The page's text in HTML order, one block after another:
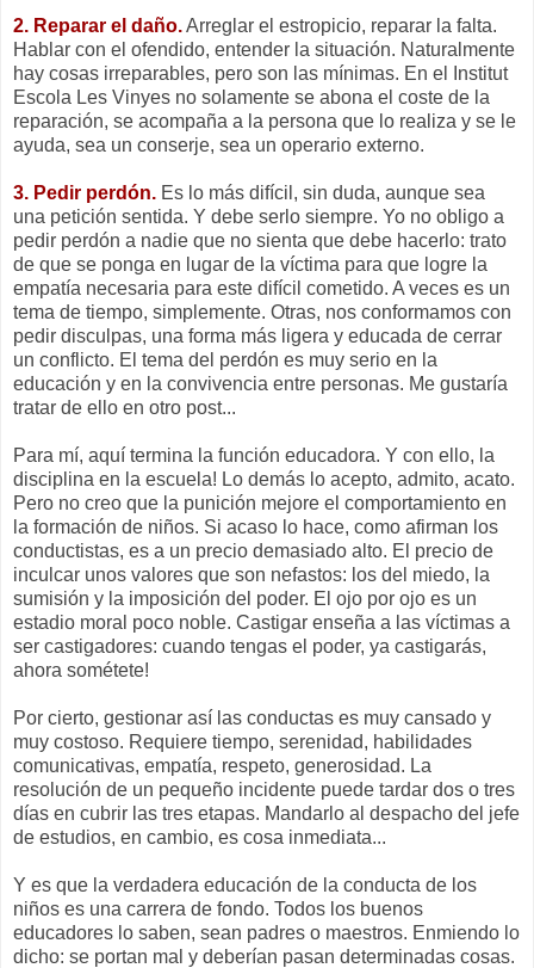
2. Reparar el daño.Arreglar el estropicio, reparar la falta.
Hablar con el ofendido, entender la situación. Naturalmente
hay cosas irreparables, pero son las mínimas. En el Institut
Escola Les Vinyes no solamente se abona el coste de la
reparación, se acompaña a la persona que lo realiza y se le
ayuda, sea un conserje, sea un operario externo.
3. Pedir perdón. Es lo más difícil, sin duda, aunque sea
una petición sentida. Y debe serlo siempre. Yo no obligo a
pedir perdón a nadie que no sienta que debe hacerlo: trato
de que se ponga en lugar de la víctima para que logre la
empatía necesaria para este difícil cometido. A veces es un
tema de tiempo, simplemente. Otras, nos conformamos con
pedir disculpas, una forma más ligera y educada de cerrar
un conflicto. El tema del perdón es muy serio en la
educación y en la convivencia entre personas. Me gustaría
tratar de ello en otro post...
Para mí, aquí termina la función educadora. Y con ello, la
disciplina en la escuela! Lo demás lo acepto, admito, acato.
Pero no creo que la punición mejore el comportamiento en
la formación de niños. Si acaso lo hace, como afirman los
conductistas, es a un precio demasiado alto. El precio de
inculcar unos valores que son nefastos: los del miedo, la
sumisión y la imposición del poder. El ojo por ojo es un
estadio moral poco noble. Castigar enseña a las víctimas a
ser castigadores: cuando tengas el poder, ya castigarás,
ahora sométete!
Por cierto, gestionar así las conductas es muy cansado y
muy costoso. Requiere tiempo, serenidad, habilidades
comunicativas, empatía, respeto, generosidad. La
resolución de un pequeño incidente puede tardar dos o tres
días en cubrir las tres etapas. Mandarlo al despacho del jefe
de estudios, en cambio, es cosa inmediata...
Y es que la verdadera educación de la conducta de los
niños es una carrera de fondo. Todos los buenos
educadores lo saben, sean padres o maestros. Enmiendo lo
dicho: se portan mal y deberían pasan determinadas cosas.